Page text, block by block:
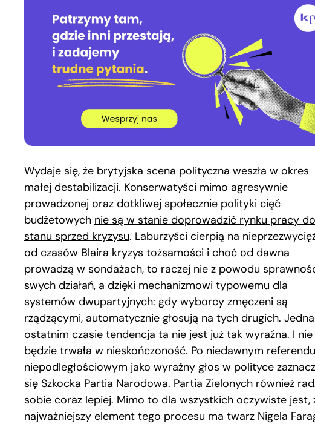
Wydaje się, że brytyjska scena polityczna weszła w okres
małej destabilizacji. Konserwatyści mimo agresywnie
prowadzonej oraz dotkliwej społecznie polityki cięć
budżetowych nie są w stanie doprowadzić rynku pracy do
stanu sprzed kryzysu. Laburzyści cierpią na
od czasów Blaira kryzys tożsamości i choć od dawna
prowadzą w sondażach, to raczej nie z powodu
swych działań, a dzięki mechanizmowi typowemu dla
systemów dwupartyjnych: gdy wyborcy zmęczeni są
rządzącymi, automatycznie głosują na tych drugich.
ostatnim czasie tendencja ta nie jest już tak wyraźna. I nie
będzie trwała w nieskończoność. Po niedawnym
niepodległościowym jako wyraźny głos w polityce
się Szkocka Partia Narodowa. Partia Zielonych również
sobie coraz lepiej. Mimo to dla wszystkich oczywiste jest,
najważniejszy element tego procesu ma twarz Nigela